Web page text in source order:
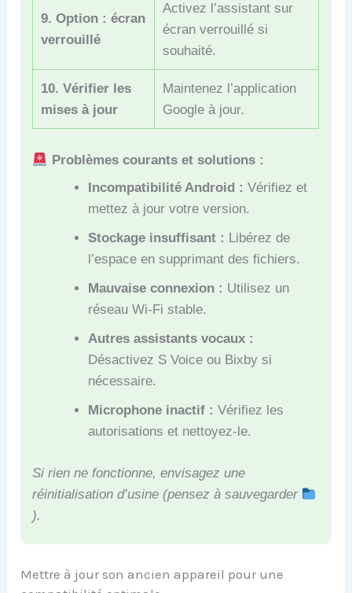
9. Option : écran
verrouillé
Activez l’assistant sur
écran verrouillé si
souhaité.
10. Vérifier les
mises à jour
Maintenez l’application
Google à jour.
Problèmes courants et solutions :
Incompatibilité Android : Vérifiez et
mettez à jour votre version.
Stockage insuffisant : Libérez de
l’espace en supprimant des fichiers.
Mauvaise connexion : Utilisez un
réseau Wi-Fi stable.
Autres assistants vocaux :
Désactivez S Voice ou Bixby si
nécessaire.
Microphone inactif : Vérifiez les
autorisations et nettoyez-le.
Si rien ne fonctionne, envisagez une
réinitialisation d’usine (pensez à sauvegarder
).
Mettre à jour son ancien appareil pour une